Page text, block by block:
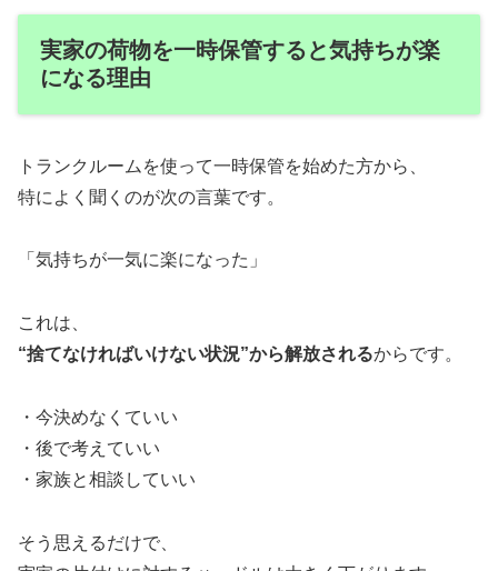
実家の荷物を一時保管すると気持ちが楽
になる理由
トランクルームを使って一時保管を始めた方から、
特によく聞くのが次の言葉です。
「気持ちが一気に楽になった」
これは、
“捨てなければいけない状況”から解放されるからです。
・今決めなくていい
・後で考えていい
・家族と相談していい
そう思えるだけで、